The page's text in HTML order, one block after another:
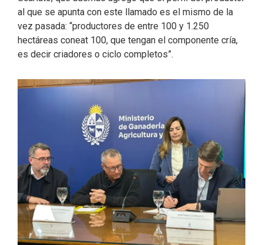
al que se apunta con este llamado es el mismo de la
vez pasada: “productores de entre 100 y 1.250
hectáreas coneat 100, que tengan el componente cría,
es decir criadores o ciclo completos”.